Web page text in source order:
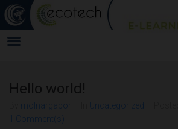
Hello world!
molnargabor Uncategorized
1 Comment(s)